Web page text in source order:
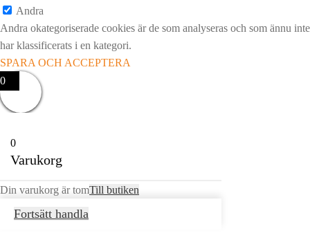
Andra
Andra okategoriserade cookies är de som analyseras och som ännu inte
har klassificerats i en kategori.
SPARA OCH ACCEPTERA
0
0
Varukorg
Din varukorg är tomTill butiken
Fortsätt handla